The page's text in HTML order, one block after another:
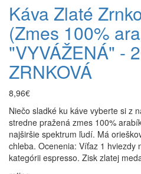
Káva Zlaté
(Zmes 100%
"VYVÁŽENÁ" -
ZRNKOVÁ
8,96€
Niečo sladké ku káve vyberte si z
stredne pražená zmes 100%
najširšie spektrum ľudí. Má
chleba. Ocenenia: Víťaz 1 hviezdy
kategórii espresso. Zisk zlatej